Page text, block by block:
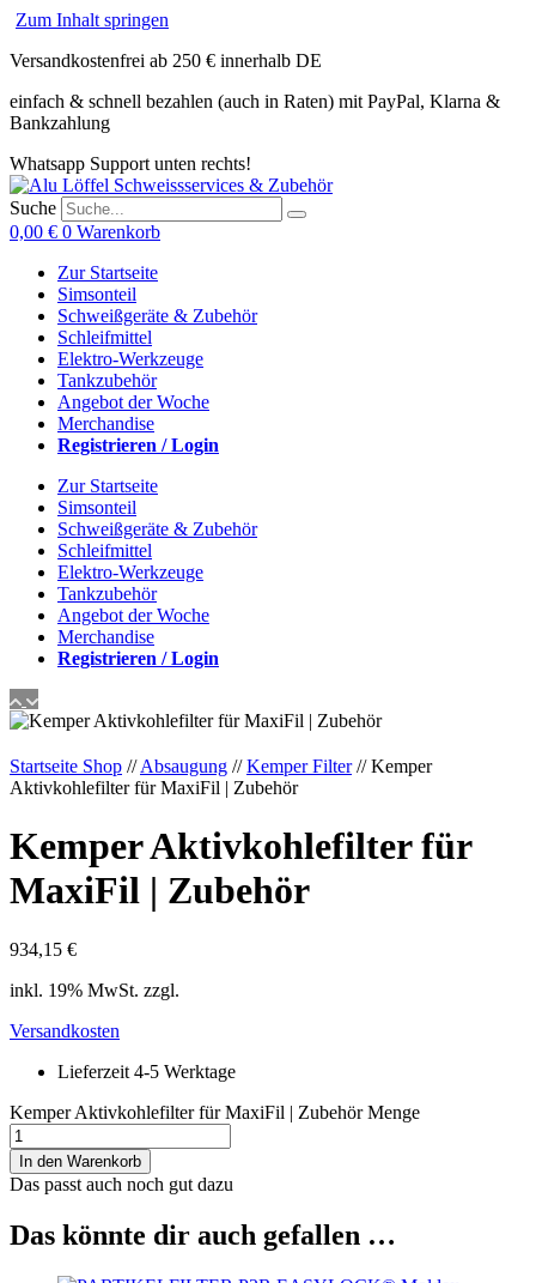
Zum Inhalt springen
Versandkostenfrei ab 250 € innerhalb DE
einfach & schnell bezahlen (auch in Raten) mit PayPal, Klarna &
Bankzahlung
Whatsapp Support unten rechts!
Suche
0,00 € 0 Warenkorb
Zur Startseite
Simsonteil
Schweißgeräte & Zubehör
Schleifmittel
Elektro-Werkzeuge
Tankzubehör
Angebot der Woche
Merchandise
Registrieren / Login
Zur Startseite
Simsonteil
Schweißgeräte & Zubehör
Schleifmittel
Elektro-Werkzeuge
Tankzubehör
Angebot der Woche
Merchandise
Registrieren / Login
Startseite Shop //Absaugung //Kemper Filter// Kemper
Aktivkohlefilter für MaxiFil | Zubehör
Kemper Aktivkohlefilter für
MaxiFil | Zubehör
934,15 €
inkl. 19% MwSt. zzgl.
Versandkosten
Lieferzeit 4-5 Werktage
Kemper Aktivkohlefilter für MaxiFil | Zubehör Menge
In den Warenkorb
Das passt auch noch gut dazu
Das könnte dir auch gefallen …